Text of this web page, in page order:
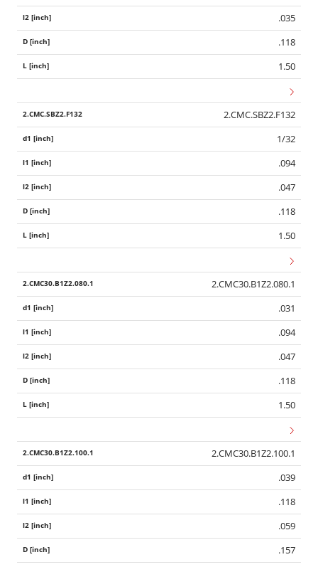
.035
.118
1.50
2.CMC.SBZ2.F132
1/32
.094
.047
.118
1.50
2.CMC30.B1Z2.080.1
.031
.094
.047
.118
1.50
2.CMC30.B1Z2.100.1
.039
.118
.059
.157